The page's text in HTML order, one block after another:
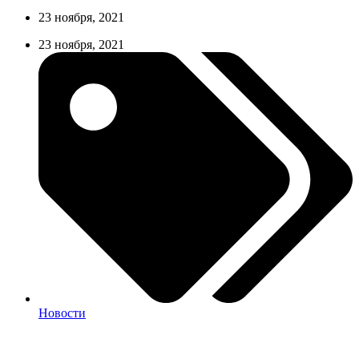
23 ноября, 2021
23 ноября, 2021
Новости